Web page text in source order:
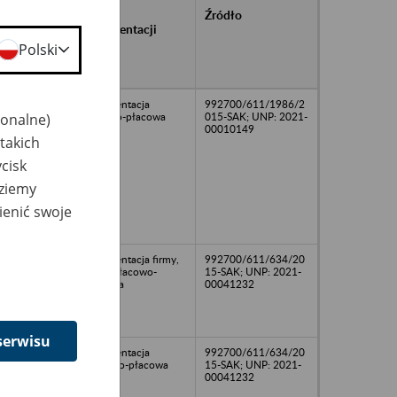
w
dokumentacji
Źródło
Dokumentacja
kadrowo-płacowa
992700/611/1986/2
015-SAK; UNP: 2021-
00010149
Dokumentacja firmy,
w tym płacowo-
księgowa
992700/611/634/20
15-SAK; UNP: 2021-
00041232
Dokumentacja
osobowo-płacowa
992700/611/634/20
15-SAK; UNP: 2021-
00041232
Polski
swoje